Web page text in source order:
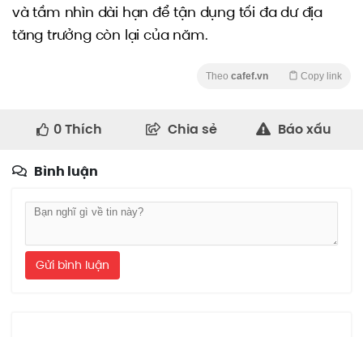
và tầm nhìn dài hạn để tận dụng tối đa dư địa
tăng trưởng còn lại của năm.
Theo cafef.vn Copy link
0Thích Chia sẻ Báo xấu
Bình luận
Gửi bình luận